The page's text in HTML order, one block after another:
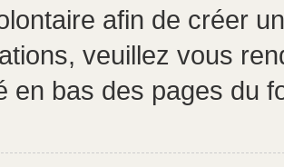
afin de créer
veuillez vous
en bas des pages du